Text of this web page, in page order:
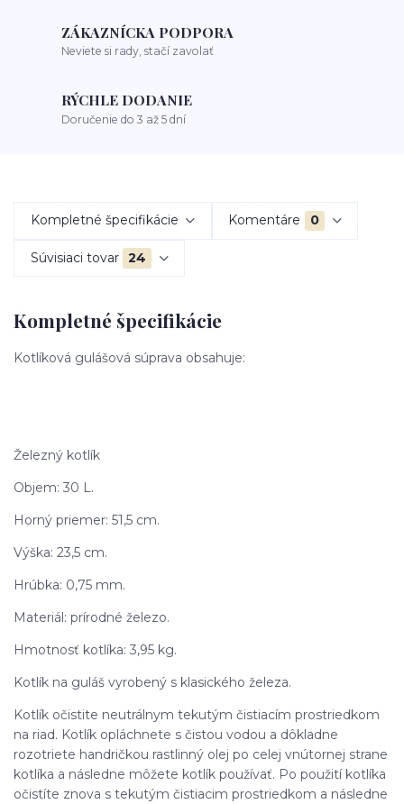
ZÁKAZNÍCKA PODPORA
Neviete si rady, stačí zavolať
RÝCHLE DODANIE
Doručenie do 3 až 5 dní
Kompletné špecifikácie Komentáre 0
Súvisiaci tovar 24
Kompletné špecifikácie
Kotlíková gulášová súprava obsahuje:
Železný kotlík
Objem: 30 L.
Horný priemer: 51,5 cm.
Výška: 23,5 cm.
Hrúbka: 0,75 mm.
Materiál: prírodné železo.
Hmotnosť kotlíka: 3,95 kg.
Kotlík na guláš vyrobený s klasického železa.
Kotlík očistite neutrálnym tekutým čistiacím prostriedkom
na riad. Kotlík opláchnete s čistou vodou a dôkladne
rozotriete handričkou rastlinný olej po celej vnútornej strane
kotlíka a následne môžete kotlík používať. Po použití kotlíka
očistíte znova s tekutým čistiacim prostriedkom a následne